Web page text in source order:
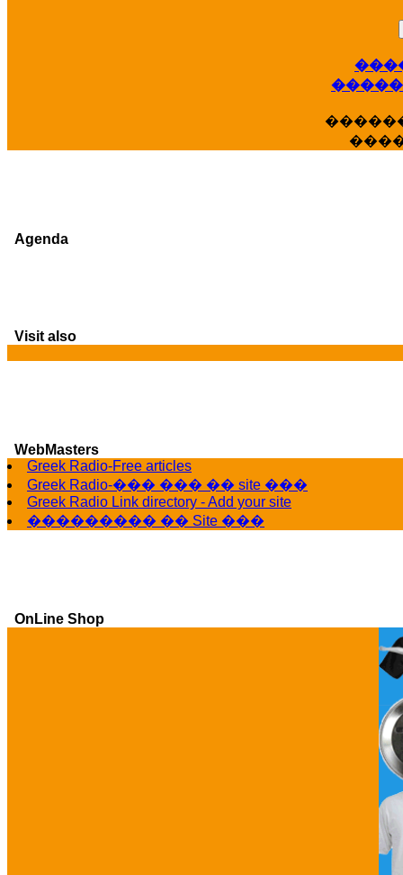
Agenda
Visit also
WebMasters
Greek Radio-Free articles
Greek Radio-��� ��� �� site ���
Greek Radio Link directory - Add your site
��������� �� Site ���
OnLine Shop